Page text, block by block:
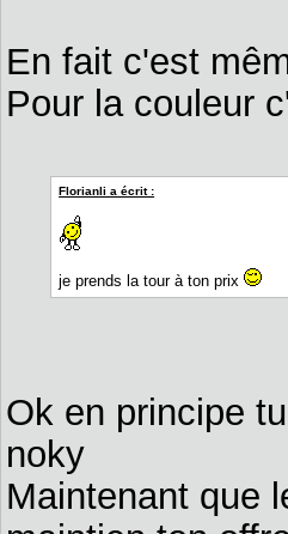
En fait c'est
Pour la couleur
Florianli a écrit :
je prends la tour à ton prix
Ok en principe
noky
Maintenant que